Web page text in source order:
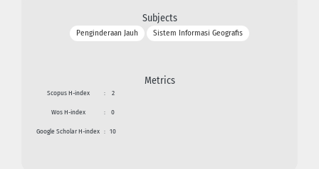
Subjects
Penginderaan Jauh Sistem Informasi Geografis
Metrics
Scopus H-index : 2
Wos H-index : 0
Google Scholar H-index : 10